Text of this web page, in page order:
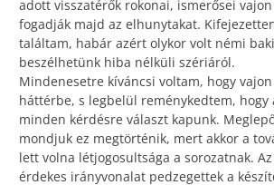
adott visszatérők rokonai, ismerősei
fogadják majd az elhunytakat.
találtam, habár azért olykor volt némi
beszélhetünk hiba nélküli szériáról.
Mindenesetre kíváncsi voltam, hogy
háttérbe, s legbelül reménykedtem, hogy
minden kérdésre választ kapunk.
mondjuk ez megtörténik, mert akkor a
lett volna létjogosultsága a sorozatnak.
érdekes irányvonalat pedzegettek a